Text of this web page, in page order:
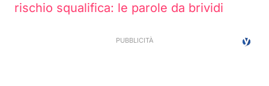
rischio squalifica: le parole da brividi